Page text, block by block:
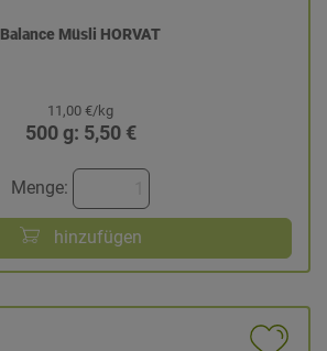
Balance Müsli HORVAT
11,00 €/kg
500 g: 5,50 €
Menge:
hinzufügen